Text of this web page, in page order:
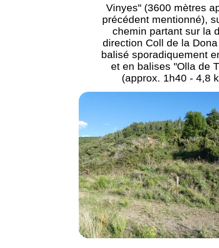
Vinyes" (3600 mètres
précédent mentionné),
chemin partant sur la
direction Coll de la
balisé sporadiquement
et en balises "Olla de
(approx. 1h40 - 4,8